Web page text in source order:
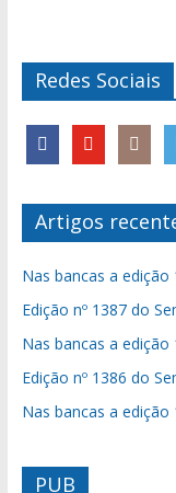
Redes Sociais
Artigos
Nas bancas a
Edição nº 1387 do
Nas bancas a
Edição nº 1386 do
Nas bancas a
PUB